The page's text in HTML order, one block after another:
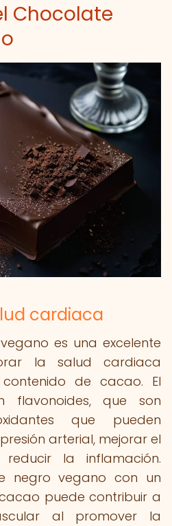
Chocolate
cardiaca
es una excelente
la salud cardiaca
de cacao. El
que son
que pueden
arterial, mejorar el
la inflamación.
negro vegano con un
puede contribuir a
al promover la